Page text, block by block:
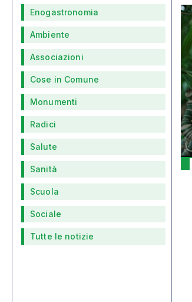
Enogastronomia
Ambiente
Associazioni
Cose in Comune
Monumenti
Radici
Salute
Sanità
Scuola
Sociale
Tutte le notizie